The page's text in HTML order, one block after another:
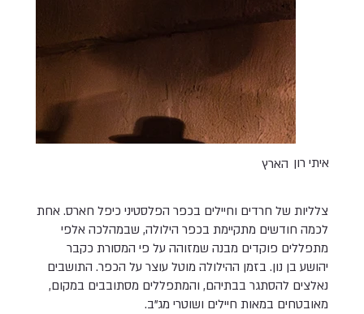
איתי רון הארץ
צלליות של חרדים וחיילים בכפר הפלסטיני כיפל חארס. אחת
לכמה חודשים מתקיימת בכפר הילולה, שבמהלכה אלפי
מתפללים פוקדים מבנה שמזוהה על פי המסורת כקבר
יהושע בן נון. בזמן ההילולה מוטל עוצר על הכפר. התושבים
נאלצים להסתגר בבתיהם, והמתפללים מסתובבים במקום,
מאובטחים במאות חיילים ושוטרי מג"ב.